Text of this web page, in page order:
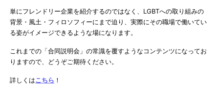
単にフレンドリー企業を紹介するのではなく、LGBTへの取り組みの
背景・風土・フィロソフィーにまで迫り、実際にその職場で働いてい
る姿がイメージできるような場になります。
これまでの「合同説明会」の常識を覆すようなコンテンツになってお
りますので、どうぞご期待ください。
詳しくはこちら ！